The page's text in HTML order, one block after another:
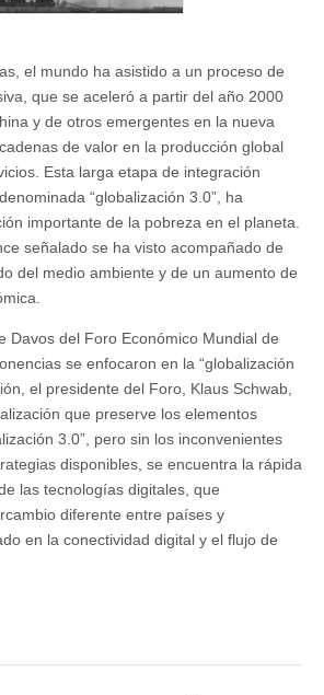
el mundo ha asistido a un proceso de
que se aceleró a partir del año 2000
y de otros emergentes en la nueva
de valor en la producción global
Esta larga etapa de integración
“globalización 3.0”, ha
importante de la pobreza en el planeta.
señalado se ha visto acompañado de
del medio ambiente y de un aumento de
Davos del Foro Económico Mundial de
se enfocaron en la “globalización
el presidente del Foro, Klaus Schwab,
que preserve los elementos
3.0”, pero sin los inconvenientes
disponibles, se encuentra la rápida
las tecnologías digitales, que
diferente entre países y
en la conectividad digital y el flujo de